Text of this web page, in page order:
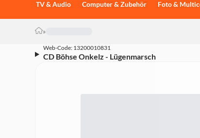
TV & Audio Computer & Zubehör Foto &
»
Web-Code: 13200010831
CD Böhse Onkelz - Lügenmarsch